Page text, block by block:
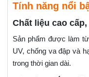
Tính năng nổi
Chất liệu cao
Sản phẩm được làm
UV, chống va đập và
trong thời gian dài.